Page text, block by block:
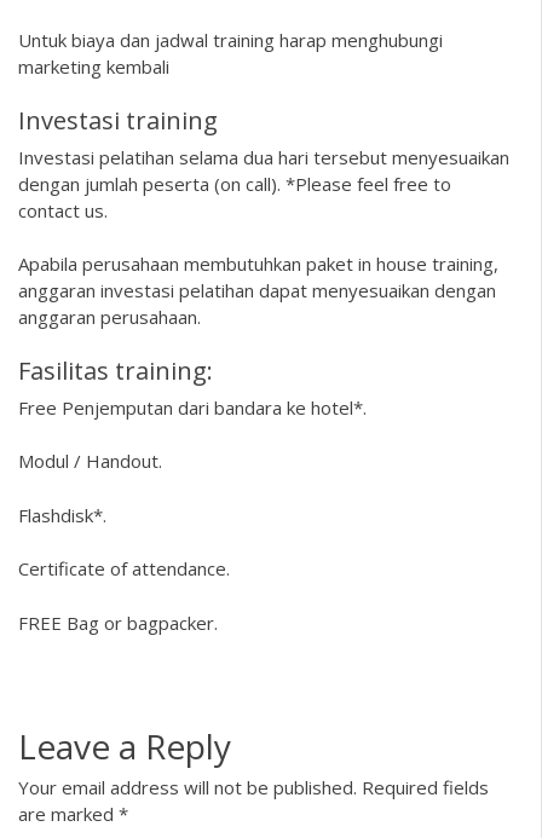
Untuk biaya dan jadwal training harap menghubungi
marketing kembali
Investasi training
Investasi pelatihan selama dua hari tersebut menyesuaikan
dengan jumlah peserta (on call). *Please feel free to
contact us.
Apabila perusahaan membutuhkan paket in house training,
anggaran investasi pelatihan dapat menyesuaikan dengan
anggaran perusahaan.
Fasilitas training:
Free Penjemputan dari bandara ke hotel*.
Modul / Handout.
Flashdisk*.
Certificate of attendance.
FREE Bag or bagpacker.
Leave a Reply
Your email address will not be published. Required fields
are marked *